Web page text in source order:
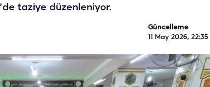
taziye düzenleniyor.
Güncelleme
11 May 2026, 22:35